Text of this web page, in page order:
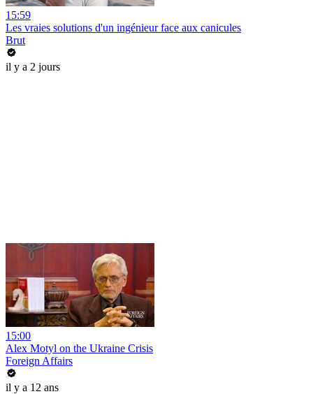
15:59
Les vraies solutions d'un ingénieur face aux canicules
Brut
il y a 2 jours
15:00
Alex Motyl on the Ukraine Crisis
Foreign Affairs
il y a 12 ans